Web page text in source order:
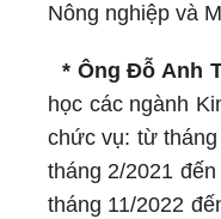
Nông nghiệp và
* Ông Đỗ Anh
học các ngành
chức vụ: từ
tháng 2/2021
tháng 11/2022